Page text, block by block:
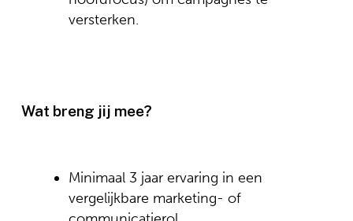
versterken.
Wat breng jij mee?
Minimaal 3 jaar ervaring in een
vergelijkbare marketing- of